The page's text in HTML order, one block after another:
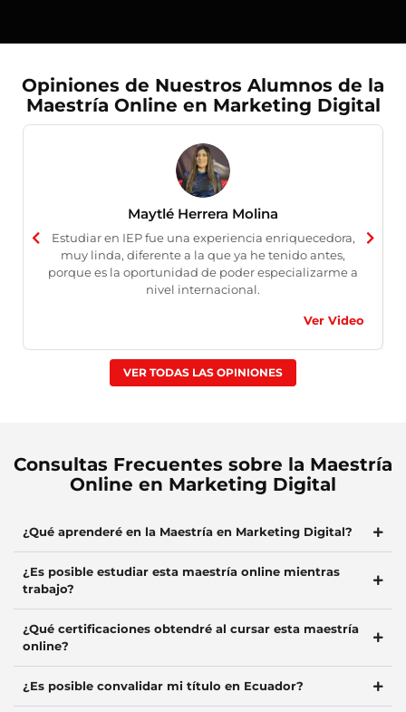
Opiniones de Nuestros Alumnos de la
Maestría Online en Marketing Digital
Maytlé Herrera Molina
Estudiar en IEP fue una experiencia enriquecedora,
muy linda, diferente a la que ya he tenido antes,
porque es la oportunidad de poder especializarme a
nivel internacional.
Ver Video
VER TODAS LAS OPINIONES
Consultas Frecuentes sobre la Maestría
Online en Marketing Digital
¿Qué aprenderé en la Maestría en Marketing Digital?
¿Es posible estudiar esta maestría online mientras
trabajo?
¿Qué certificaciones obtendré al cursar esta maestría
online?
¿Es posible convalidar mi título en Ecuador?